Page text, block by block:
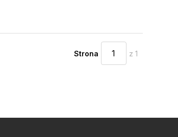
Strona z 1